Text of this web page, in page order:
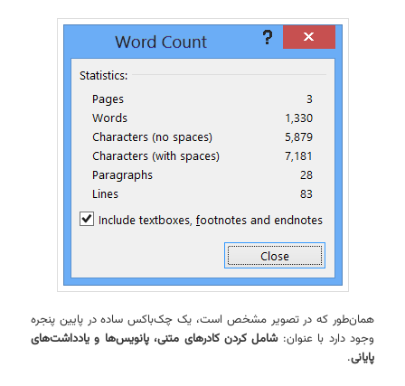
همان‌طور که در تصویر مشخص است، یک چک‌باکس ساده در پایین پنجره
وجود دارد با عنوان:شامل کردن کادرهای متنی، پانویس‌ها و یادداشت‌های
پایانی.